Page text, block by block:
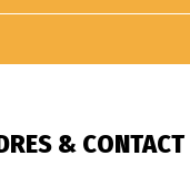
& CONTACT